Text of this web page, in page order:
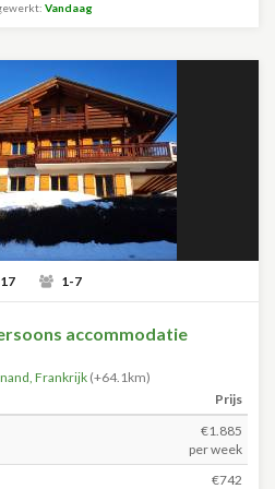
Vandaag
17 1-7
accommodatie
, Frankrijk (+64.1km)
Prijs
€1.885
per week
€742